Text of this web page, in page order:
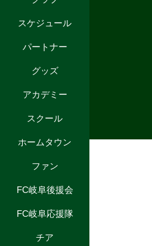
スケジュール
パートナー
グッズ
アカデミー
スクール
ホームタウン
ファン
FC岐阜後援会
FC岐阜応援隊
チア